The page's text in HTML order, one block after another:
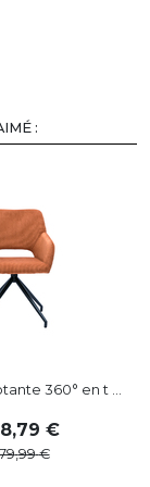
:
360° en t ...
,79
,99